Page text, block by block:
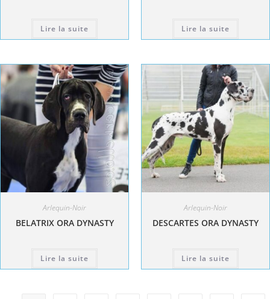
Lire la suite Lire la suite
Arlequin-Noir
BELATRIX ORA DYNASTY
Lire la suite
Arlequin-Noir
DESCARTES ORA DYNASTY
Lire la suite